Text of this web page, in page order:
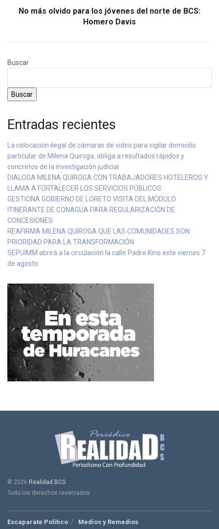
No más olvido para los jóvenes del norte de BCS:
Homero Davis
Buscar
Buscar
Entradas recientes
La colocación ilegal de cámaras de video para vigilar domicilio
particular de Milena Quiroga, obliga a resultados rápidos y
concretos de la investigación judicial
DIALOGA MILENA QUIROGA CON TRABAJADORES HOTELEROS Y
LLAMA A FORTALECER LOS SERVICIOS PÚBLICOS
GESTIONA GOBIERNO DE LORETO VISITA DEL MÓDULO
ITINERANTE DE CONAGUA PARA REGULARIZACIÓN DE
CONCESIONES
REAFIRMA MILENA QUIROGA QUE LAS COMUNIDADES SON
PRIORIDAD PARA LA TRANSFORMACIÓN
SEPUIMM abrirá a la circulación la calle Padre Kino este viernes 7
de agosto
© 2026 Realidad BCS
Todo los derechos reservados
Escaparate Político Medios y Remedios